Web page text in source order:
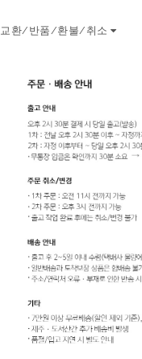
교환/반품/환불/취소